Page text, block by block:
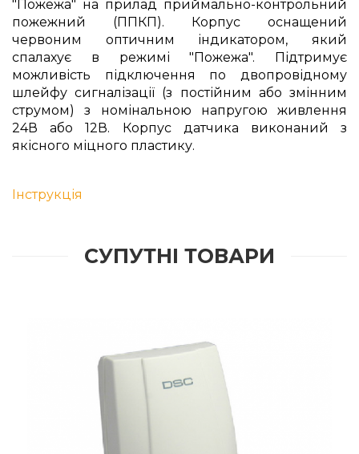
"Пожежа" на прилад приймально-контрольний
пожежний (ППКП). Корпус оснащений
червоним оптичним індикатором, який
спалахує в режимі "Пожежа". Підтримує
можливість підключення по двопровідному
шлейфу сигналізації (з постійним або змінним
струмом) з номінальною напругою живлення
24В або 12В. Корпус датчика виконаний з
якісного міцного пластику.
Інструкція
СУПУТНІ ТОВАРИ